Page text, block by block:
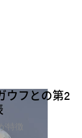
ウフとの第2
特徴